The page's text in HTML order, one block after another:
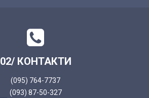
02/ КОНТАКТИ
(095) 764-7737
(093) 87-50-327